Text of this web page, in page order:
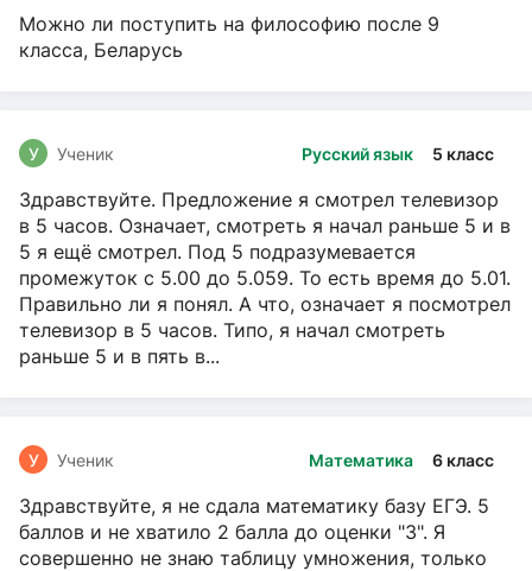
Можно ли поступить на философию после 9
класса, Беларусь
Русский язык 5 класс
У Ученик
Здравствуйте. Предложение я смотрел телевизор
в 5 часов. Означает, смотреть я начал раньше 5 и в
5 я ещё смотрел. Под 5 подразумевается
промежуток с 5.00 до 5.059. То есть время до 5.01.
Правильно ли я понял. А что, означает я посмотрел
телевизор в 5 часов. Типо, я начал смотреть
раньше 5 и в пять в...
Математика 6 класс
У Ученик
Здравствуйте, я не сдала математику базу ЕГЭ. 5
баллов и не хватило 2 балла до оценки "3". Я
совершенно не знаю таблицу умножения, только